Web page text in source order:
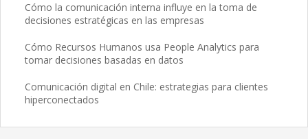
Cómo la comunicación interna influye en la toma de
decisiones estratégicas en las empresas
Cómo Recursos Humanos usa People Analytics para
tomar decisiones basadas en datos
Comunicación digital en Chile: estrategias para clientes
hiperconectados